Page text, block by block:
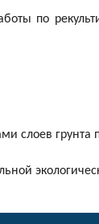
по
слоев грунта